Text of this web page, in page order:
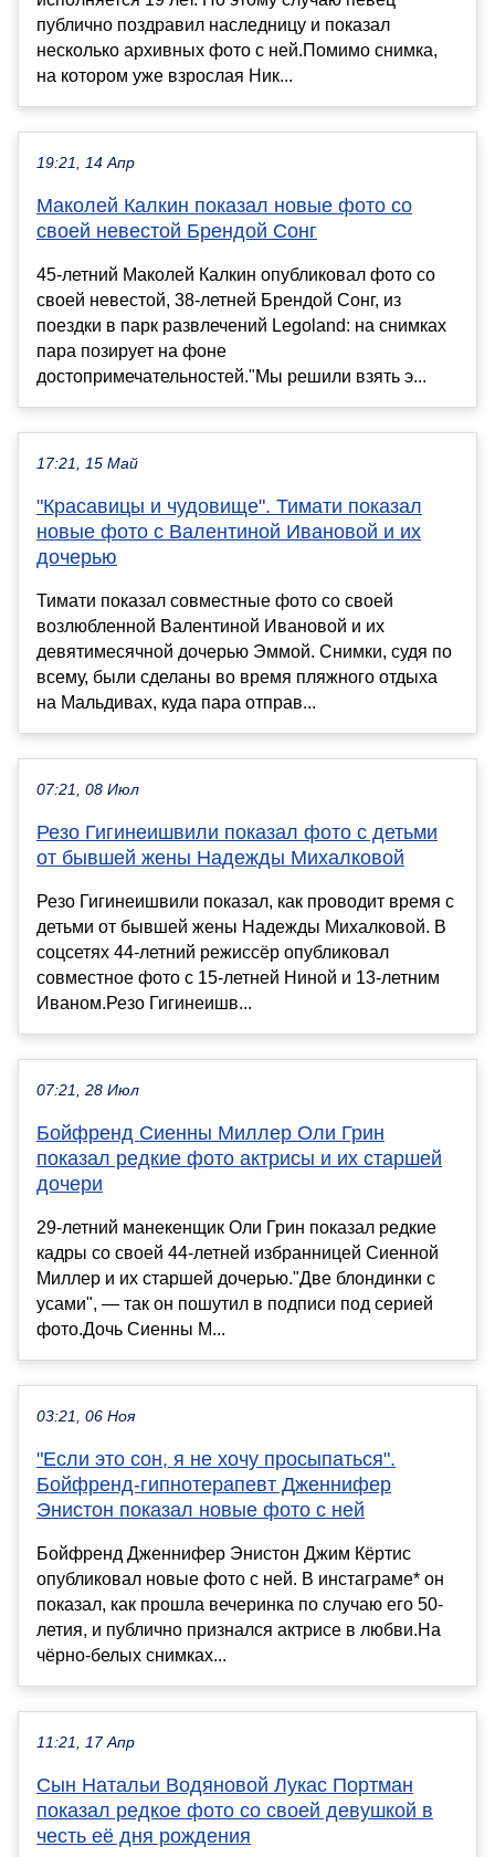
публично поздравил наследницу и показал
несколько архивных фото с ней.Помимо снимка,
на котором уже взрослая Ник...
19:21, 14 Апр
Маколей Калкин показал новые фото со
своей невестой Брендой Сонг
45-летний Маколей Калкин опубликовал фото со
своей невестой, 38-летней Брендой Сонг, из
поездки в парк развлечений Legoland: на снимках
пара позирует на фоне
достопримечательностей."Мы решили взять э...
17:21, 15 Май
"Красавицы и чудовище". Тимати показал
новые фото с Валентиной Ивановой и их
дочерью
Тимати показал совместные фото со своей
возлюбленной Валентиной Ивановой и их
девятимесячной дочерью Эммой. Снимки, судя по
всему, были сделаны во время пляжного отдыха
на Мальдивах, куда пара отправ...
07:21, 08 Июл
Резо Гигинеишвили показал фото с детьми
от бывшей жены Надежды Михалковой
Резо Гигинеишвили показал, как проводит время с
детьми от бывшей жены Надежды Михалковой. В
соцсетях 44-летний режиссёр опубликовал
совместное фото с 15-летней Ниной и 13-летним
Иваном.Резо Гигинеишв...
07:21, 28 Июл
Бойфренд Сиенны Миллер Оли Грин
показал редкие фото актрисы и их старшей
дочери
29-летний манекенщик Оли Грин показал редкие
кадры со своей 44-летней избранницей Сиенной
Миллер и их старшей дочерью."Две блондинки с
усами", — так он пошутил в подписи под серией
фото.Дочь Сиенны М...
03:21, 06 Ноя
"Если это сон, я не хочу просыпаться".
Бойфренд-гипнотерапевт Дженнифер
Энистон показал новые фото с ней
Бойфренд Дженнифер Энистон Джим Кёртис
опубликовал новые фото с ней. В инстаграме* он
показал, как прошла вечеринка по случаю его 50-
летия, и публично признался актрисе в любви.На
чёрно-белых снимках...
11:21, 17 Апр
Сын Натальи Водяновой Лукас Портман
показал редкое фото со своей девушкой в
честь её дня рождения